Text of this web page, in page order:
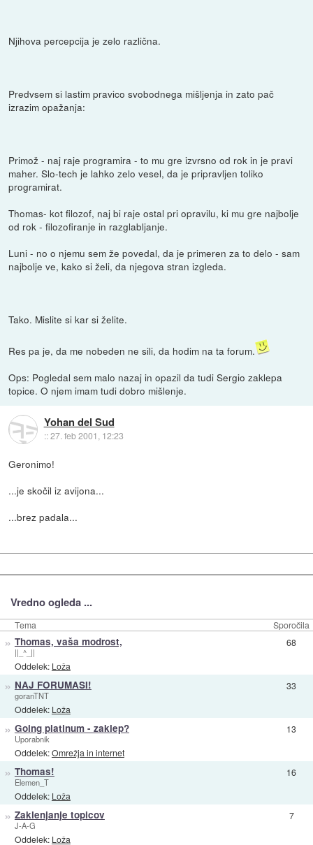
Njihova percepcija je zelo različna.
Predvsem si lastim pravico svobodnega mišljenja in zato pač
izrazim opažanja:
Primož - naj raje programira - to mu gre izvrsno od rok in je pravi
maher. Slo-tech je lahko zelo vesel, da je pripravljen toliko
programirat.
Thomas- kot filozof, naj bi raje ostal pri opravilu, ki mu gre najbolje
od rok - filozofiranje in razglabljanje.
Luni - no o njemu sem že povedal, da je primeren za to delo - sam
najbolje ve, kako si želi, da njegova stran izgleda.
Tako. Mislite si kar si želite.
Res pa je, da me nobeden ne sili, da hodim na ta forum.
Ops: Pogledal sem malo nazaj in opazil da tudi Sergio zaklepa
topice. O njem imam tudi dobro mišlenje.
Yohan del Sud
::27. feb 2001, 12:23
Geronimo!
...je skočil iz avijona...
...brez padala...
Vredno ogleda ...
Tema Sporočila
» Thomas, vaša modrost,
||_^_||
Oddelek: Loža
68
» NAJ FORUMASI!
goranTNT
Oddelek: Loža
33
» Going platinum - zaklep?
Uporabnik
Oddelek:Omrežja in internet
13
» Thomas!
Elemen_T
Oddelek: Loža
16
» Zaklenjanje topicov
J-A-G
Oddelek: Loža
7